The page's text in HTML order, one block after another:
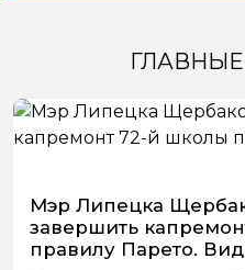
Мэр Липецка
завершить
правилу Парето.